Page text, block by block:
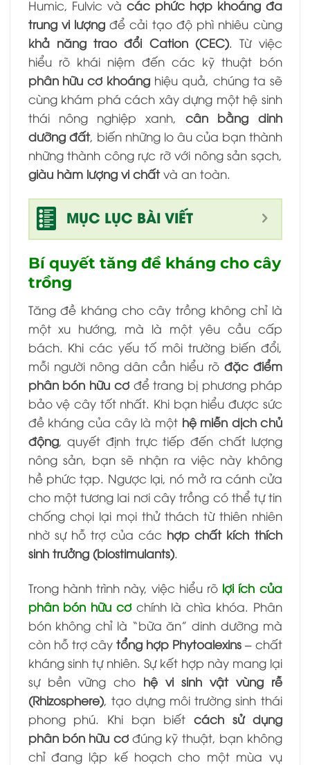
Humic, Fulvic vàcác phức hợp khoáng đa
trung vi lượngđể cải tạo độ phì nhiêu cùng
khả năng trao đổi Cation (CEC). Từ việc
hiểu rõ khái niệm đến các kỹ thuật bón
phân hữu cơ khoáng hiệu quả, chúng ta sẽ
cùng khám phá cách xây dựng một hệ sinh
thái nông nghiệp xanh,cân bằng dinh
dưỡng đất, biến những lo âu của bạn thành
những thành công rực rỡ với nông sản sạch,
giàu hàm lượng vi chấtvà an toàn.
MỤC LỤC BÀI VIẾT
Bí quyết tăng đề kháng cho cây
trồng
Tăng đề kháng cho cây trồng không chỉ là
một xu hướng, mà là một yêu cầu cấp
bách. Khi các yếu tố môi trường biến đổi,
mỗi người nông dân cần hiểu rõ đặc điểm
phân bón hữu cơđể trang bị phương pháp
bảo vệ cây tốt nhất. Khi bạn hiểu được sức
đề kháng của cây là một hệ miễn dịch chủ
động, quyết định trực tiếp đến chất lượng
nông sản, bạn sẽ nhận ra việc này không
hề phức tạp. Ngược lại, nó mở ra cánh cửa
cho một tương lai nơi cây trồng có thể tự tin
chống chọi lại mọi thử thách từ thiên nhiên
nhờ sự hỗ trợ của các hợp chất kích thích
sinh trưởng (biostimulants).
Trong hành trình này, việc hiểu rõ lợi ích của
phân bón hữu cơchính là chìa khóa. Phân
bón không chỉ là “bữa ăn” dinh dưỡng mà
còn hỗ trợ cây tổng hợp Phytoalexins – chất
kháng sinh tự nhiên. Sự kết hợp này mang lại
sự bền vững cho hệ vi sinh vật vùng rễ
(Rhizosphere), tạo dựng môi trường sinh thái
phong phú. Khi bạn biết cách sử dụng
phân bón hữu cơđúng kỹ thuật, bạn không
chỉ đang lập kế hoạch cho một mùa vụ